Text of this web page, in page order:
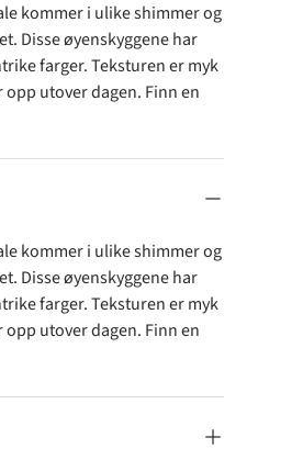
kommer i ulike shimmer og
Disse øyenskyggene har
farger. Teksturen er myk
utover dagen. Finn en
kommer i ulike shimmer og
Disse øyenskyggene har
farger. Teksturen er myk
utover dagen. Finn en